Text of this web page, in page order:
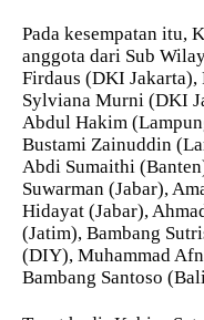
Pada kesempatan itu,
anggota dari Sub
Firdaus (DKI
Sylviana Murni (DKI
Abdul Hakim
Bustami Zainuddin
Abdi Sumaithi
Suwarman (Jabar),
Hidayat (Jabar),
(Jatim), Bambang
(DIY), Muhammad
Bambang Santoso